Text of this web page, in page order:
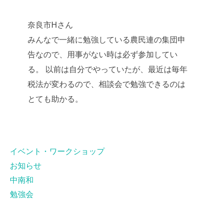
奈良市Hさん
みんなで一緒に勉強している農民連の集団申
告なので、用事がない時は必ず参加してい
る。 以前は自分でやっていたが、最近は毎年
税法が変わるので、相談会で勉強できるのは
とても助かる。
イベント・ワークショップ
お知らせ
中南和
勉強会